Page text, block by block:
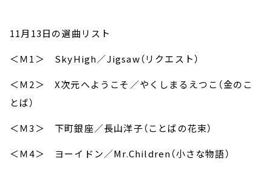
11月13日の選曲リスト
＜Ｍ1＞ SkyHigh／Jigsaw（リクエスト）
＜Ｍ2＞ X次元へようこそ／やくしまるえつこ（金のこ
とば）
＜Ｍ3＞ 下町銀座／長山洋子（ことばの花束）
＜Ｍ4＞ ヨーイドン／Mr.Children（小さな物語）